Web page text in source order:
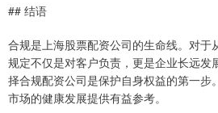
## 结语
合规是上海股票配资公司的生命线。对于
规定不仅是对客户负责，更是企业长远发
择合规配资公司是保护自身权益的第一步
市场的健康发展提供有益参考。